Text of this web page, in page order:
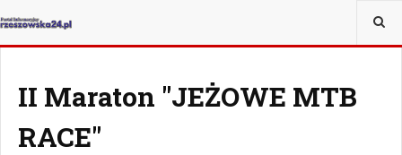
JESTEŚ TUTAJ:
II Maraton "JEŻOWE MTB
RACE"